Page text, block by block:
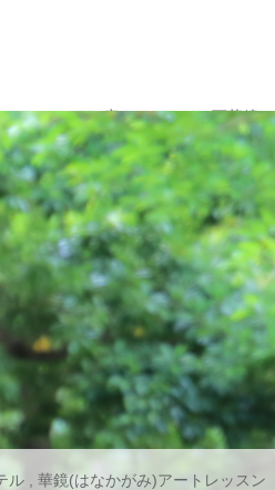
テル 癒やしのオイル万華鏡
ル 華鏡(はなかがみ)アートレッスン